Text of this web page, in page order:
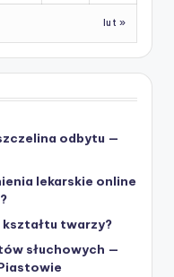
lut »
odbytu —
lekarskie online
twarzy?
słuchowych —